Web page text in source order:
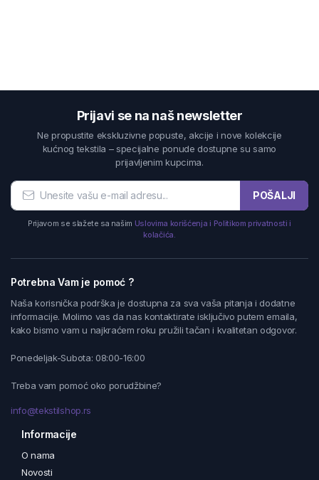
Prijavi se na naš newsletter
Ne propustite ekskluzivne popuste, akcije i nove kolekcije
kućnog tekstila – specijalne ponude dostupne su samo
prijavljenim kupcima.
POŠALJI
Prijavom se slažete sa našim Uslovima korišćenja i Politikom privatnosti i
kolačića.
Potrebna Vam je pomoć ?
Naša korisnička podrška je dostupna za sva vaša pitanja i dodatne
informacije. Molimo vas da nas kontaktirate isključivo putem emaila,
kako bismo vam u najkraćem roku pružili tačan i kvalitetan odgovor.
Ponedeljak-Subota: 08:00-16:00
Treba vam pomoć oko porudžbine?
info@tekstilshop.rs
Informacije
O nama
Novosti